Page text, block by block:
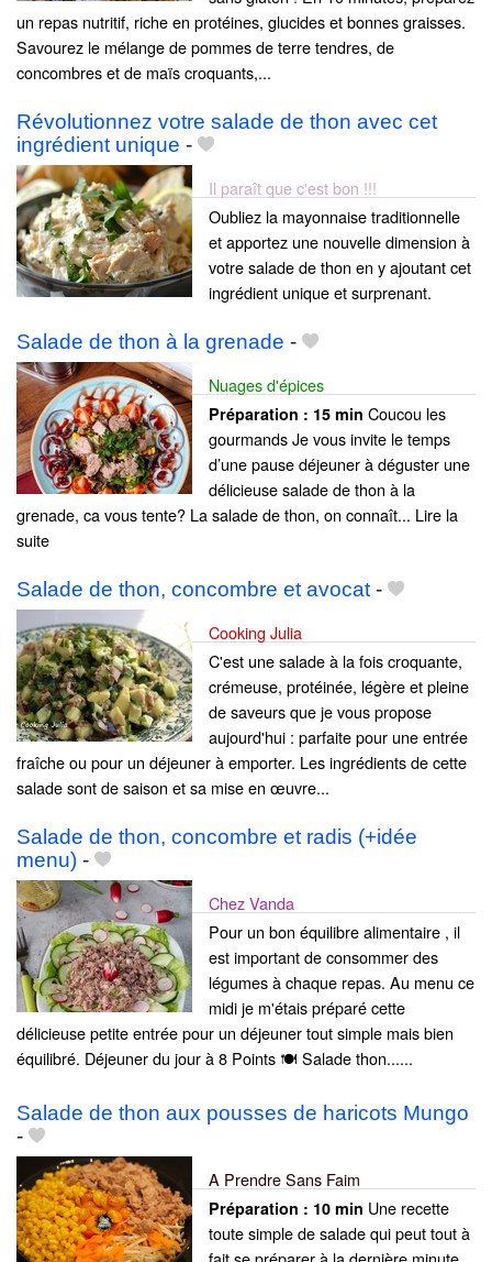
un repas nutritif, riche en protéines, glucides et bonnes graisses.
Savourez le mélange de pommes de terre tendres, de
concombres et de maïs croquants,...
Révolutionnez votre salade de thon avec cet
ingrédient unique -
Il paraît que c'est bon !!!
Oubliez la mayonnaise traditionnelle
et apportez une nouvelle dimension à
votre salade de thon en y ajoutant cet
ingrédient unique et surprenant.
Salade de thon à la grenade -
Nuages d'épices
Préparation : 15 min Coucou les
gourmands Je vous invite le temps
d’une pause déjeuner à déguster une
délicieuse salade de thon à la
grenade, ca vous tente? La salade de thon, on connaît... Lire la
suite
Salade de thon, concombre et avocat-
Cooking Julia
C'est une salade à la fois croquante,
crémeuse, protéinée, légère et pleine
de saveurs que je vous propose
aujourd'hui : parfaite pour une entrée
fraîche ou pour un déjeuner à emporter. Les ingrédients de cette
salade sont de saison et sa mise en œuvre...
Salade de thon, concombre et radis (+idée
menu) -
Chez Vanda
Pour un bon équilibre alimentaire , il
est important de consommer des
légumes à chaque repas. Au menu ce
midi je m'étais préparé cette
délicieuse petite entrée pour un déjeuner tout simple mais bien
équilibré. Déjeuner du jour à 8 Points 🍽 Salade thon......
Salade de thon aux pousses de haricots Mungo
-
A Prendre Sans Faim
Préparation : 10 min Une recette
toute simple de salade qui peut tout à